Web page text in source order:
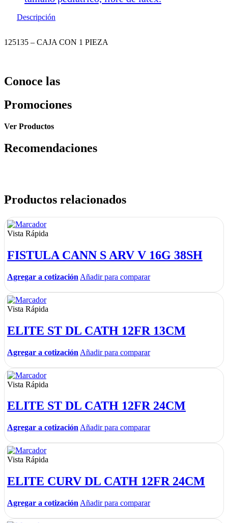
Descripción
125135 – CAJA CON 1 PIEZA
Conoce las
Promociones
Ver Productos
Recomendaciones
Productos relacionados
Vista Rápida
FISTULA CANN S ARV V 16G 38SH
Agregar a cotización Añadir para comparar
Vista Rápida
ELITE ST DL CATH 12FR 13CM
Agregar a cotización Añadir para comparar
Vista Rápida
ELITE ST DL CATH 12FR 24CM
Agregar a cotización Añadir para comparar
Vista Rápida
ELITE CURV DL CATH 12FR 24CM
Agregar a cotización Añadir para comparar